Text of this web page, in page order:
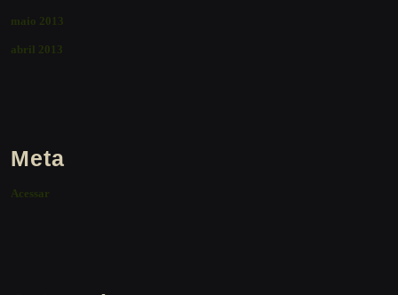
maio 2013
abril 2013
Meta
Acessar